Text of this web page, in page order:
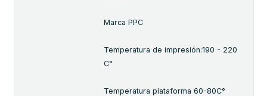
Marca PPC
Temperatura de impresión:190 - 220
C°
Temperatura plataforma 60-80C°